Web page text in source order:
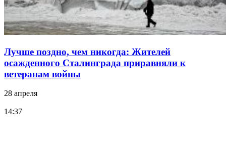
Лучше поздно, чем никогда: Жителей
осажденного Сталинграда приравняли к
ветеранам войны
28 апреля
14:37